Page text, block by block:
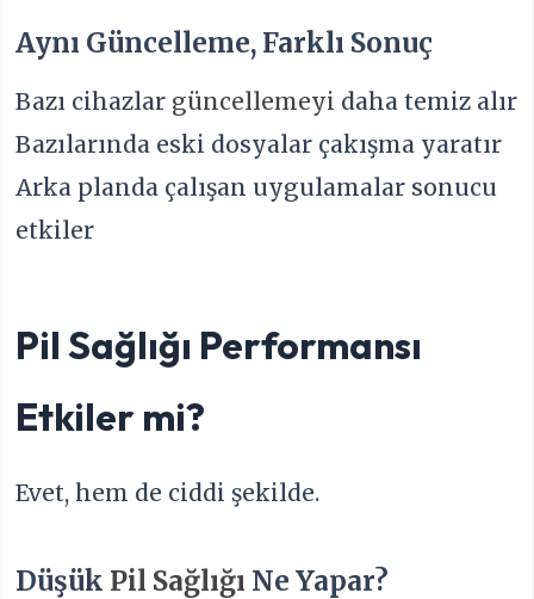
Aynı Güncelleme, Farklı Sonuç
Bazı cihazlar güncellemeyi daha temiz alır
Bazılarında eski dosyalar çakışma yaratır
Arka planda çalışan uygulamalar sonucu
etkiler
Pil Sağlığı Performansı
Etkiler mi?
Evet, hem de ciddi şekilde.
Düşük Pil Sağlığı Ne Yapar?